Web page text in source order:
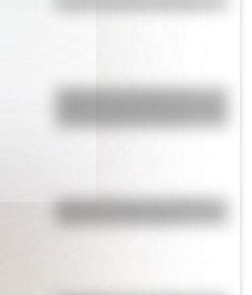
Inhibición conductual: la
a pensar antes de actuar
Parque Ibirapuera, el "Central